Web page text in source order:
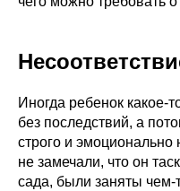
Иногда ребенок какое-
без последствий, а
строго и эмоционально
не замечали, что он
сада, были заняты